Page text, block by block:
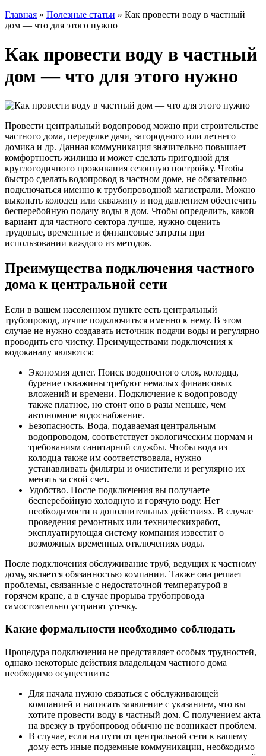
Главная » Полезные статьи » Как провести воду в частный
дом — что для этого нужно
Как провести воду в частный
дом — что для этого нужно
Провести центральный водопровод можно при строительстве
частного дома, переделке дачи, загородного или летнего
домика и др. Данная коммуникация значительно повышает
комфортность жилища и может сделать пригодной для
круглогодичного проживания сезонную постройку. Чтобы
быстро сделать водопровод в частном доме, не обязательно
подключаться именно к трубопроводной магистрали. Можно
выкопать колодец или скважину и под давлением обеспечить
бесперебойную подачу воды в дом. Чтобы определить, какой
вариант для частного сектора лучше, нужно оценить
трудовые, временные и финансовые затраты при
использовании каждого из методов.
Преимущества подключения частного
дома к центральной сети
Если в вашем населенном пункте есть центральный
трубопровод, лучше подключиться именно к нему. В этом
случае не нужно создавать источник подачи воды и регулярно
проводить его чистку. Преимуществами подключения к
водоканалу являются:
Экономия денег. Поиск водоносного слоя, колодца,
бурение скважины требуют немалых финансовых
вложений и времени. Подключение к водопроводу
также платное, но стоит оно в разы меньше, чем
автономное водоснабжение.
Безопасность. Вода, подаваемая центральным
водопроводом, соответствует экологическим нормам и
требованиям санитарной службы. Чтобы вода из
колодца также им соответствовала, нужно
устанавливать фильтры и очистители и регулярно их
менять за свой счет.
Удобство. После подключения вы получаете
бесперебойную холодную и горячую воду. Нет
необходимости в дополнительных действиях. В случае
проведения ремонтных или техническихработ,
эксплуатирующая систему компания известит о
возможных временных отключениях воды.
После подключения обслуживание труб, ведущих к частному
дому, является обязанностью компании. Также она решает
проблемы, связанные с недостаточной температурой в
горячем кране, а в случае прорыва трубопровода
самостоятельно устранят утечку.
Какие формальности необходимо соблюдать
Процедура подключения не представляет особых трудностей,
однако некоторые действия владельцам частного дома
необходимо осуществить:
Для начала нужно связаться с обслуживающей
компанией и написать заявление с указанием, что вы
хотите провести воду в частный дом. С получением акта
на врезку в трубопровод обычно не возникает проблем.
В случае, если на пути от центральной сети к вашему
дому есть иные подземные коммуникации, необходимо